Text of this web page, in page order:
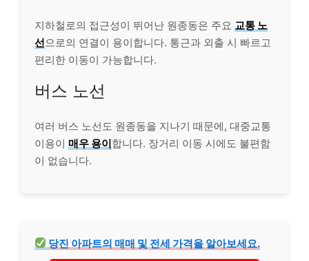
지하철로의 접근성이 뛰어난 원종동은 주요 교통 노
선으로의 연결이 용이합니다. 통근과 외출 시 빠르고
편리한 이동이 가능합니다.
버스 노선
여러 버스 노선도 원종동을 지나기 때문에, 대중교통
이용이 매우 용이합니다. 장거리 이동 시에도 불편함
이 없습니다.
당진 아파트의 매매 및 전세 가격을 알아보세요.